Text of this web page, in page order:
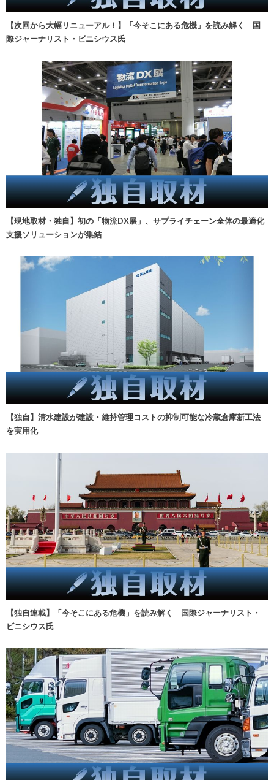
【次回から大幅リニューアル！】「今そこにある危機」を読み解く 国
際ジャーナリスト・ビニシウス氏
【現地取材・独自】初の「物流DX展」、サプライチェーン全体の最適化
支援ソリューションが集結
【独自】清水建設が建設・維持管理コストの抑制可能な冷蔵倉庫新工法
を実用化
【独自連載】「今そこにある危機」を読み解く 国際ジャーナリスト・
ビニシウス氏